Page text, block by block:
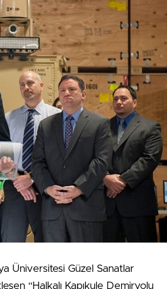
Üniversitesi Güzel Sanatlar
“Halkalı Kapıkule Demiryolu